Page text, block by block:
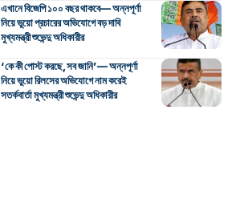
এখানে বিজেপি ১০০ বছর থাকবে— অন্নপূর্ণা
নিয়ে ভুয়ো প্রচারের অভিযোগে বড় দাবি
মুখ্যমন্ত্রী শুভেন্দু অধিকারীর
‘কে কী পোস্ট করছে, সব জানি’— অন্নপূর্ণা
নিয়ে ভুয়ো রিলসের অভিযোগে নাম করেই
সতর্কবার্তা মুখ্যমন্ত্রী শুভেন্দু অধিকারীর